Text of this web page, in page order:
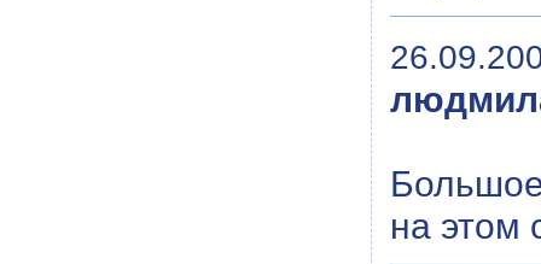
на этом